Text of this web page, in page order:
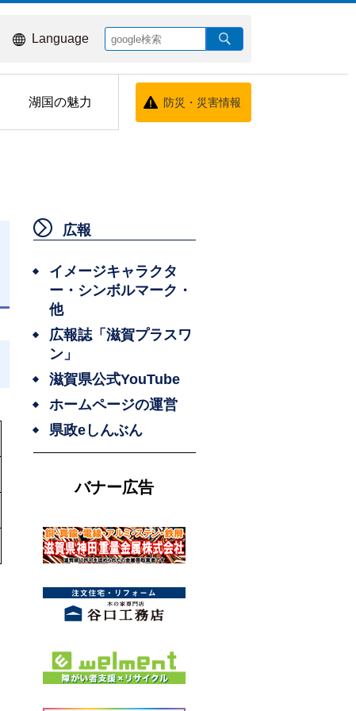
Language
湖国の魅力 防災・災害情報
広報
イメージキャラクタ
ー・シンボルマーク・
他
広報誌「滋賀プラスワ
ン」
滋賀県公式YouTube
ホームページの運営
県政eしんぶん
バナー広告